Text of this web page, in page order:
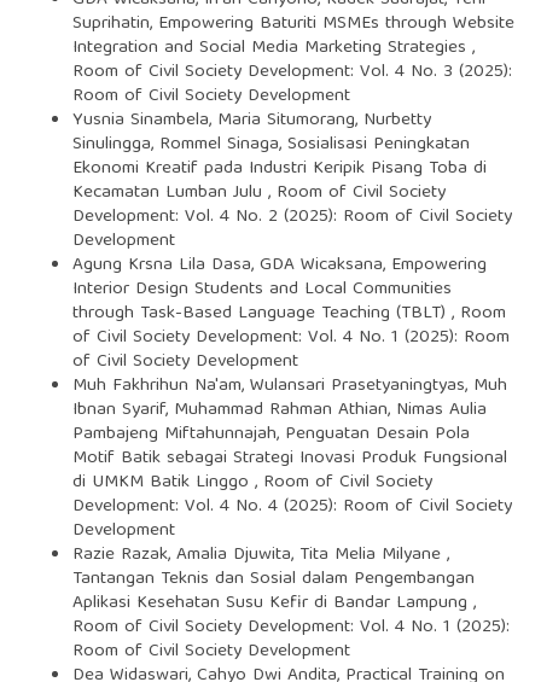
Suprihatin, Empowering Baturiti MSMEs through Website
Integration and Social Media Marketing Strategies ,
Room of Civil Society Development: Vol. 4 No. 3 (2025):
Room of Civil Society Development
Yusnia Sinambela, Maria Situmorang, Nurbetty
Sinulingga, Rommel Sinaga,Sosialisasi Peningkatan
Ekonomi Kreatif pada Industri Keripik Pisang Toba di
Kecamatan Lumban Julu , Room of Civil Society
Development: Vol. 4 No. 2 (2025): Room of Civil Society
Development
Agung Krsna Lila Dasa, GDA Wicaksana, Empowering
Interior Design Students and Local Communities
through Task-Based Language Teaching (TBLT) , Room
of Civil Society Development: Vol. 4 No. 1 (2025): Room
of Civil Society Development
Muh Fakhrihun Na'am, Wulansari Prasetyaningtyas, Muh
Ibnan Syarif, Muhammad Rahman Athian, Nimas Aulia
Pambajeng Miftahunnajah, Penguatan Desain Pola
Motif Batik sebagai Strategi Inovasi Produk Fungsional
di UMKM Batik Linggo , Room of Civil Society
Development: Vol. 4 No. 4 (2025): Room of Civil Society
Development
Razie Razak, Amalia Djuwita, Tita Melia Milyane ,
Tantangan Teknis dan Sosial dalam Pengembangan
Aplikasi Kesehatan Susu Kefir di Bandar Lampung ,
Room of Civil Society Development: Vol. 4 No. 1 (2025):
Room of Civil Society Development